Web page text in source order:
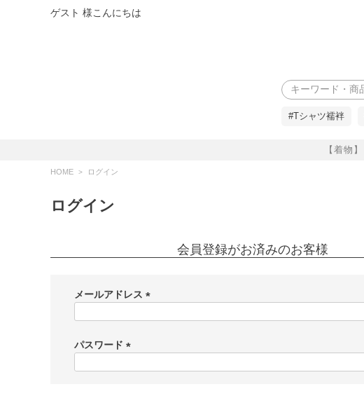
ゲスト 様こんにちは
【着物】
検索
#Tシャツ襦袢
HOME ログイン
ログイン
会員登録がお済みのお客様
メールアドレス
)
パスワード